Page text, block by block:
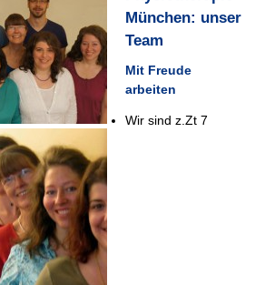
München: unser
Team
Mit Freude
arbeiten
Wir sind z.Zt 7